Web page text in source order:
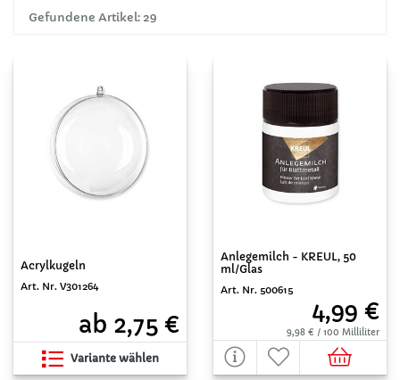
Gefundene Artikel: 29
Acrylkugeln
Art. Nr. V301264
ab 2,75 €
Variante wählen
Anlegemilch - KREUL, 50
ml/Glas
Art. Nr. 500615
4,99 €
9,98 € / 100 Milliliter